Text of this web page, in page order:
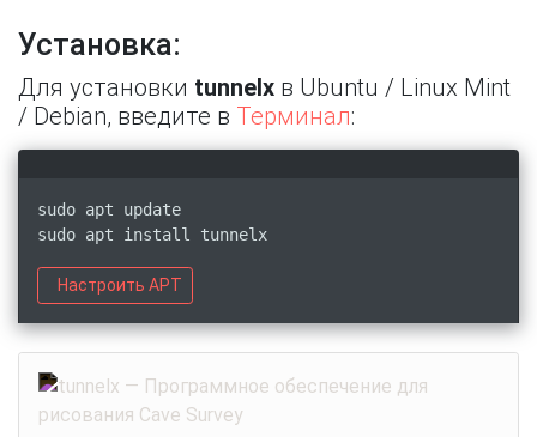
Установка:
Для установки tunnelx в Ubuntu / Linux Mint
/ Debian, введите в Терминал:
sudo apt update
sudo apt install tunnelx
Настроить APT